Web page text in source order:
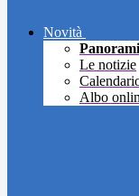
Novità
Le notizie
Albo